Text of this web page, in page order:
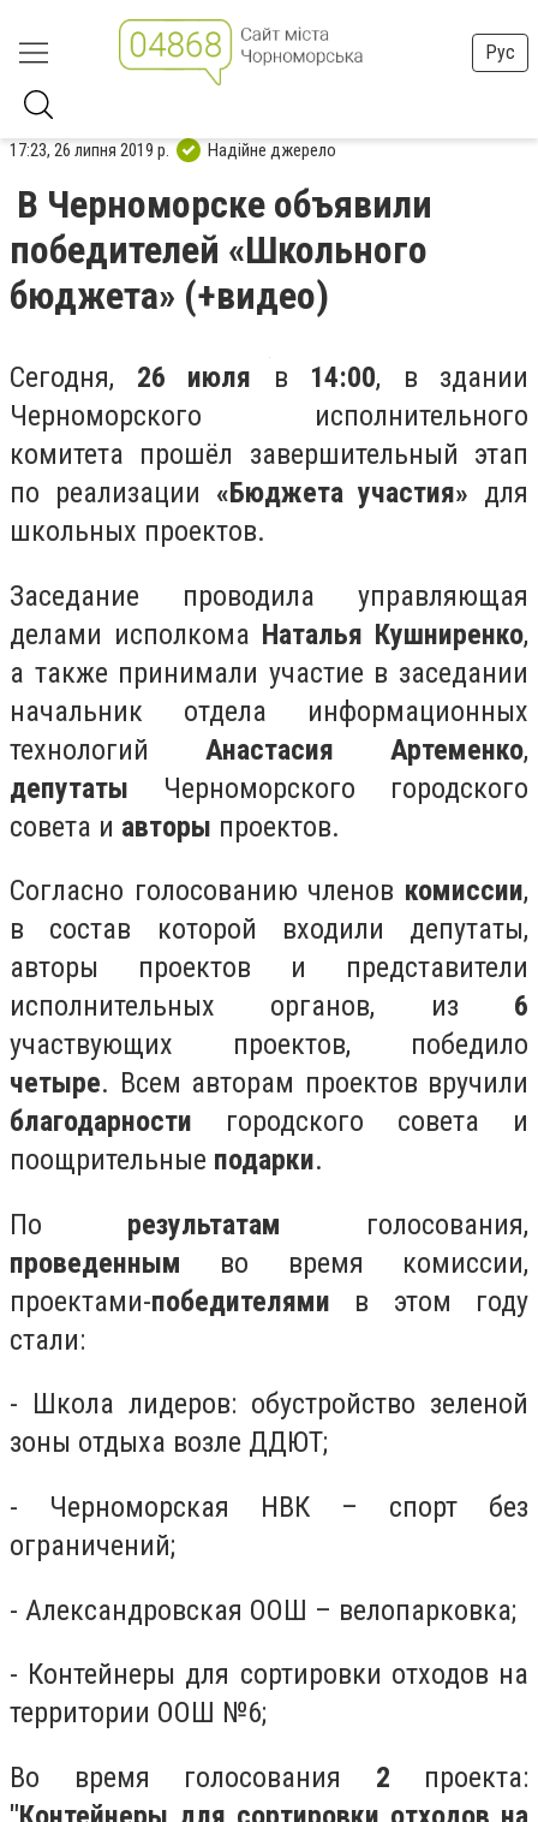
Рус
17:23, 26 липня 2019 р. Надійне джерело
В Черноморске объявили
победителей «Школьного
бюджета» (+видео)
Сегодня, 26 июля в 14:00, в здании
Черноморского исполнительного
комитета прошёл завершительный этап
по реализации «Бюджета участия» для
школьных проектов.
Заседание проводила управляющая
делами исполкома Наталья Кушниренко,
а также принимали участие в заседании
начальник отдела информационных
технологий Анастасия Артеменко,
депутаты Черноморского городского
совета и авторы проектов.
Согласно голосованию членов комиссии,
в состав которой входили депутаты,
авторы проектов и представители
исполнительных органов, из 6
участвующих проектов, победило
четыре. Всем авторам проектов вручили
благодарности городского совета и
поощрительные подарки.
По результатам голосования,
проведенным во время комиссии,
проектами-победителями в этом году
стали:
- Школа лидеров: обустройство зеленой
зоны отдыха возле ДДЮТ;
- Черноморская НВК – спорт без
ограничений;
- Александровская ООШ – велопарковка;
- Контейнеры для сортировки отходов на
территории ООШ №6;
Во время голосования 2 проекта: